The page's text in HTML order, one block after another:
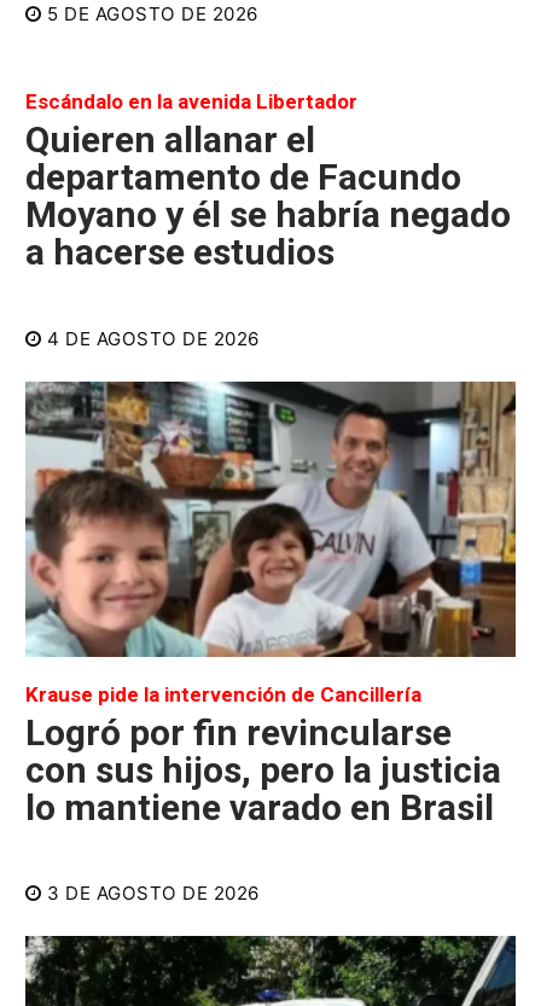
5 DE AGOSTO DE 2026
Escándalo en la avenida Libertador
Quieren allanar el
departamento de Facundo
Moyano y él se habría negado
a hacerse estudios
4 DE AGOSTO DE 2026
Krause pide la intervención de Cancillería
Logró por fin revincularse
con sus hijos, pero la justicia
lo mantiene varado en Brasil
3 DE AGOSTO DE 2026